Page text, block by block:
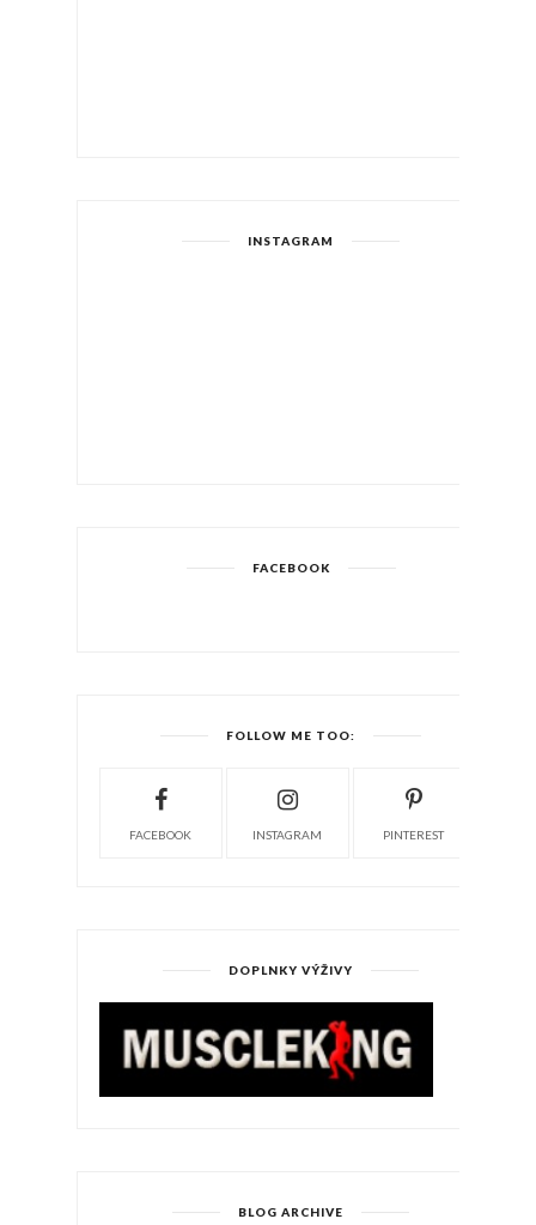
INSTAGRAM
FACEBOOK
FOLLOW ME TOO:
FACEBOOK INSTAGRAM PINTEREST
DOPLNKY VÝŽIVY
BLOG ARCHIVE